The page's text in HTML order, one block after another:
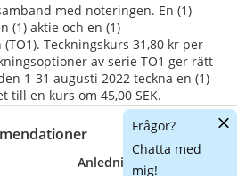
med noteringen. En (1)
(1) aktie och en (1)
Teckningskurs 31,80 kr per
av serie TO1 ger rätt
1-31 augusti 2022 teckna en (1)
till en kurs om 45,00 SEK.
Anledning
Frågor?
Chatta med
mig!
Dölj